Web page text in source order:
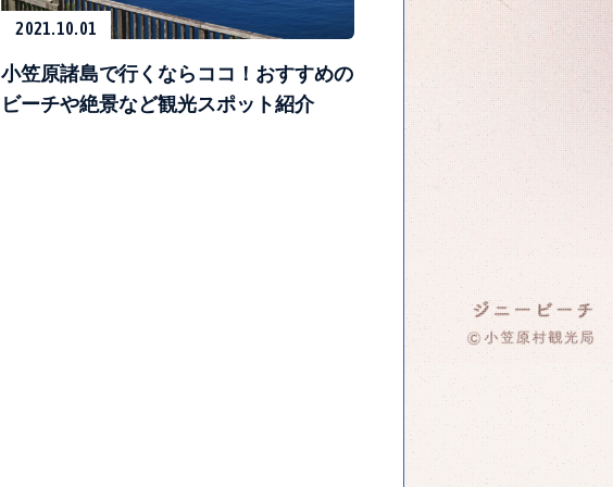
2021.10.01
小笠原諸島で行くならココ！おすすめの
ビーチや絶景など観光スポット紹介